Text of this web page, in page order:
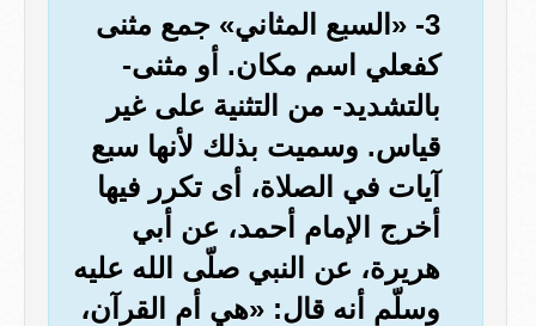
3- «السبع المثاني» جمع مثنى
كفعلي اسم مكان. أو مثنى-
بالتشديد- من التثنية على غير
قياس. وسميت بذلك لأنها سبع
آيات في الصلاة، أى تكرر فيها
أخرج الإمام أحمد، عن أبي
هريرة، عن النبي صلّى الله عليه
وسلّم أنه قال: «هي أم القرآن،